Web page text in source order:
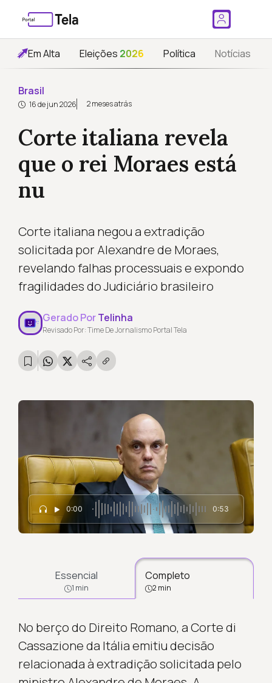
Em Alta Eleições 2026 Política Notícias
Brasil
16 de jun 2026 2 meses atrás
Corte italiana revela
que o rei Moraes está
nu
Corte italiana negou a extradição
solicitada por Alexandre de Moraes,
revelando falhas processuais e expondo
fragilidades do Judiciário brasileiro
Gerado PorTelinha
Revisado Por: Time De Jornalismo Portal Tela
0:00 0:53
Essencial
1 min
Completo
2 min
No berço do Direito Romano, a Corte di
Cassazione da Itália emitiu decisão
relacionada à extradição solicitada pelo